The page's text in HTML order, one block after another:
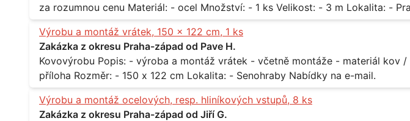
za rozumnou cenu Materiál: - ocel Množství: - 1 ks Velikost: - 3 m
Výrobu a montáž vrátek, 150 x 122 cm, 1 ks
Zakázka z okresu Praha-západ od Pave H.
Kovovýrobu Popis: - výroba a montáž vrátek - včetně montáže - materiál kov / dřevo - viz
příloha Rozměr: - 150 x 122 cm Lokalita: - Senohraby Nabídky na e-mail.
Výrobu a montáž ocelových, resp. hliníkových vstupů, 8 ks
Zakázka z okresu Praha-západ od Jiří G.